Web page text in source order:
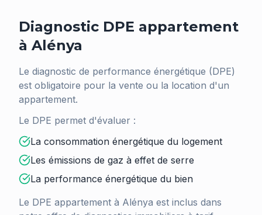
Diagnostic DPE appartement
à Alénya
Le diagnostic de performance énergétique (DPE)
est obligatoire pour la vente ou la location d'un
appartement.
Le DPE permet d'évaluer :
La consommation énergétique du logement
Les émissions de gaz à effet de serre
La performance énergétique du bien
Le DPE appartement à Alénya est inclus dans